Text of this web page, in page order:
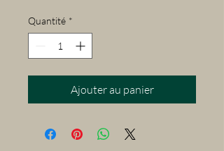
Quantité *
Ajouter au panier